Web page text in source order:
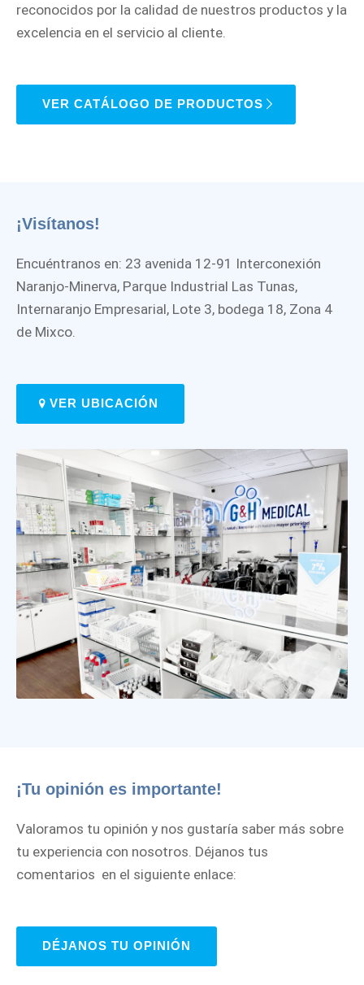
reconocidos por la calidad de nuestros productos y la
excelencia en el servicio al cliente.
VER CATÁLOGO DE PRODUCTOS
¡Visítanos!
Encuéntranos en: 23 avenida 12-91 Interconexión
Naranjo-Minerva, Parque Industrial Las Tunas,
Internaranjo Empresarial, Lote 3, bodega 18, Zona 4
de Mixco.
VER UBICACIÓN
¡Tu opinión es importante!
Valoramos tu opinión y nos gustaría saber más sobre
tu experiencia con nosotros. Déjanos tus
comentarios en el siguiente enlace:
DÉJANOS TU OPINIÓN